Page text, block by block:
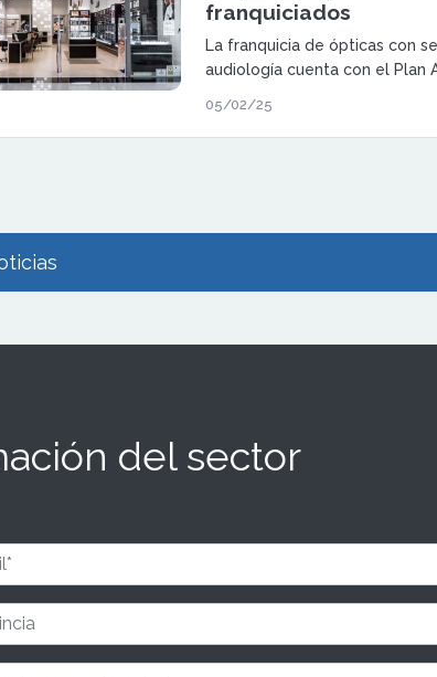
franquiciados
La franquicia de ópticas con
audiología cuenta con el Plan
sector
05/02/25
del sector